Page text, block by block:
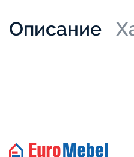
Описание